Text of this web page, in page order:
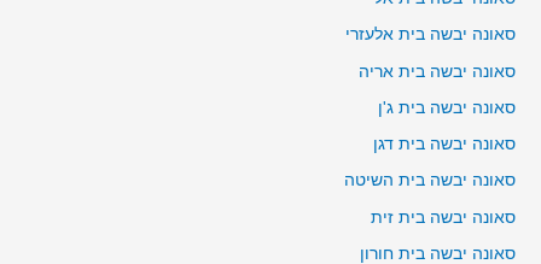
סאונה יבשה בית אלעזרי
סאונה יבשה בית אריה
סאונה יבשה בית ג'ן
סאונה יבשה בית דגן
סאונה יבשה בית השיטה
סאונה יבשה בית זית
סאונה יבשה בית חורון